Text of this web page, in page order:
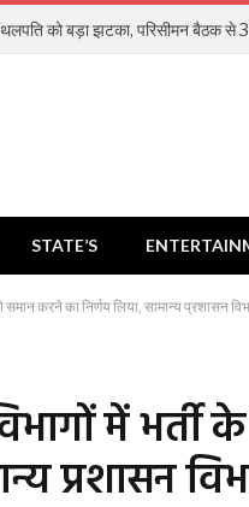
को बड़ा झटका, परिसीमन बैठक से
STATE’S
करने का निर्णय लिया, सामान्य प्रशासन
में भर्ती
प्रशासन